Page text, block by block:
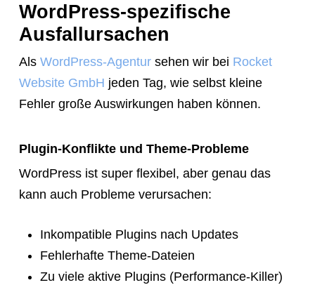
WordPress-spezifische
Ausfallursachen
Als WordPress-Agentursehen wir bei Rocket
Website GmbH jeden Tag, wie selbst kleine
Fehler große Auswirkungen haben können.
Plugin-Konflikte und Theme-Probleme
WordPress ist super flexibel, aber genau das
kann auch Probleme verursachen:
Inkompatible Plugins nach Updates
Fehlerhafte Theme-Dateien
Zu viele aktive Plugins (Performance-Killer)